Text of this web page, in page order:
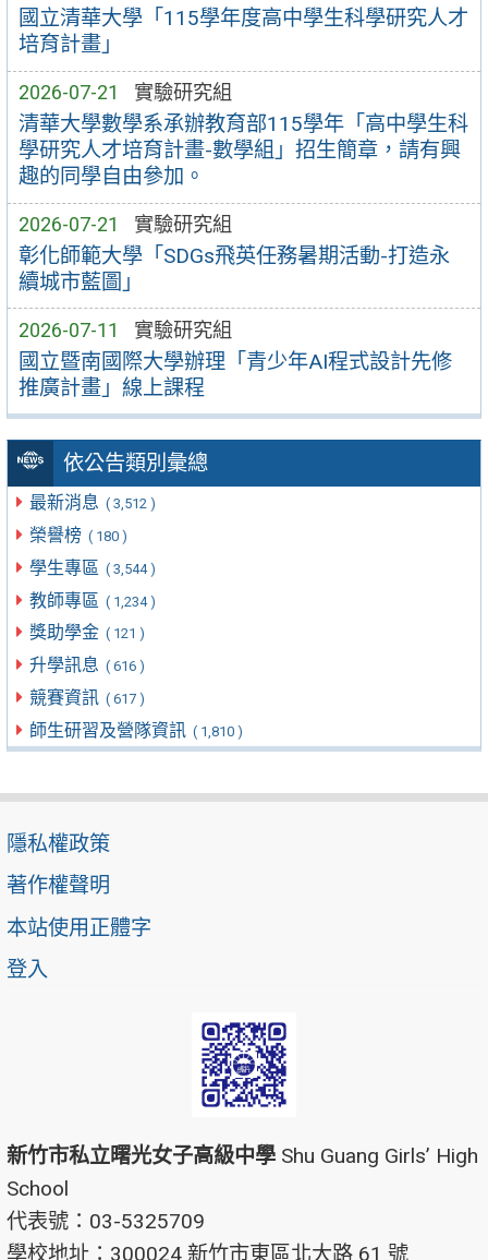
國立清華大學「115學年度高中學生科學研究人才
培育計畫」
2026-07-21 實驗研究組
清華大學數學系承辦教育部115學年「高中學生科
學研究人才培育計畫-數學組」招生簡章，請有興
趣的同學自由參加。
2026-07-21 實驗研究組
彰化師範大學「SDGs飛英任務暑期活動-打造永
續城市藍圖」
2026-07-11 實驗研究組
國立暨南國際大學辦理「青少年AI程式設計先修
推廣計畫」線上課程
依公告類別彙總
最新消息 ( 3,512 )
榮譽榜 ( 180 )
學生專區 ( 3,544 )
教師專區 ( 1,234 )
獎助學金 ( 121 )
升學訊息 ( 616 )
競賽資訊 ( 617 )
師生研習及營隊資訊 ( 1,810 )
隱私權政策
著作權聲明
本站使用正體字
登入
新竹市私立曙光女子高級中學 Shu Guang Girls’ High
School
代表號：03-5325709
學校地址：300024 新竹市東區北大路 61 號